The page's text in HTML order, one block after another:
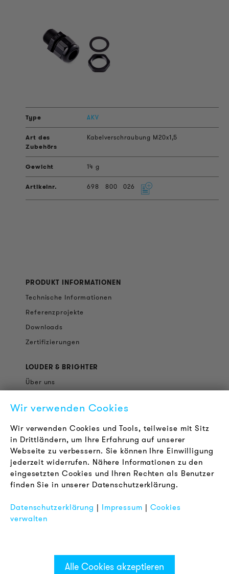
AKV
Kabelverschraubung M20x1,5
14 g
698 800 026
PRODUKT INFORMATIONEN
Technische Informationen
Referenzprojekte
Downloads
Zertifizierungen
LOUDER & BRIGHTER
Über uns
Karriere
Newsletter
RECHTLICHES
AGB
Datenschutz
FAQ
Wir verwenden Cookies
Wir verwenden Cookies und Tools, teilweise mit Sitz
in Drittländern, um Ihre Erfahrung auf unserer
Webseite zu verbessern. Sie können Ihre Einwilligung
jederzeit widerrufen. Nähere Informationen zu den
eingesetzten Cookies und Ihren Rechten als Benutzer
finden Sie in unserer Datenschutzerklärung.
Datenschutzerklärung | Impressum | Cookies
verwalten
Alle Cookies akzeptieren